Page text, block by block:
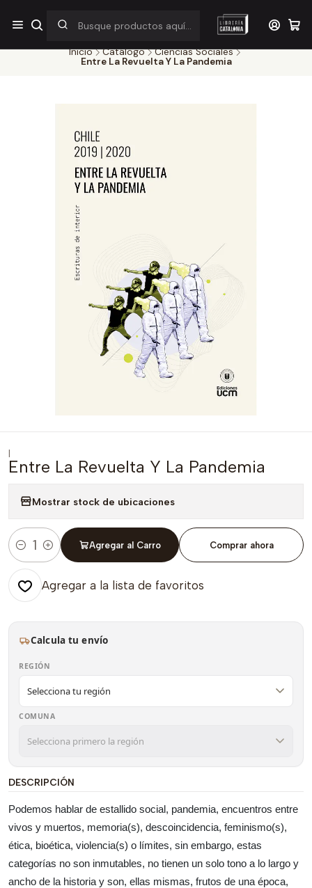
¡Por pocos días! Despacho a $1.000 en RM por compras sobre
$38.000
Inicio Catálogo
Ciencias Sociales
Entre La Revuelta Y La Pandemia
|
Entre La Revuelta Y La Pandemia
Mostrar stock de ubicaciones
Cantidad
Agregar al Carro Comprar ahora
Agregar a la lista de favoritos
Calcula tu envío
REGIÓN
COMUNA
DESCRIPCIÓN
Podemos hablar de estallido social, pandemia, encuentros entre
vivos y muertos, memoria(s), descoincidencia, feminismo(s),
ética, bioética, violencia(s) o límites, sin embargo, estas
categorías no son inmutables, no tienen un solo tono a lo largo y
ancho de la historia y son, ellas mismas, frutos de una época,